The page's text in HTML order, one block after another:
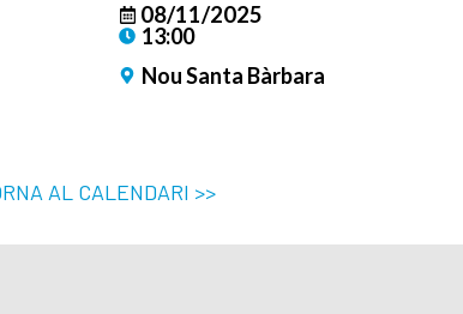
08/11/2025
13:00
Nou Santa Bàrbara
AL CALENDARI >>